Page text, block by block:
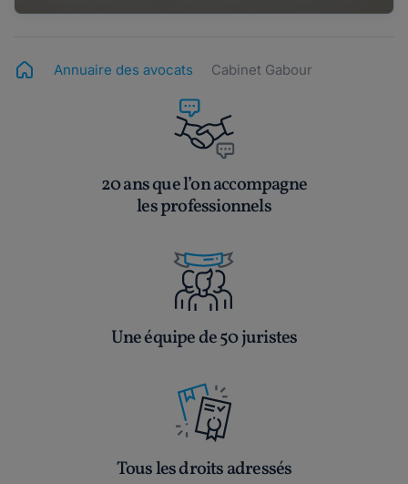
Annuaire des avocats Cabinet Gabour
20 ans que l’on accompagne
les professionnels
Une équipe de 50 juristes
Tous les droits adressés